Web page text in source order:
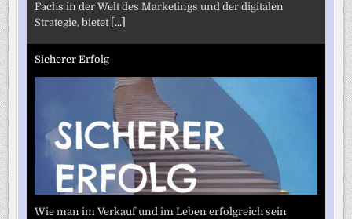
Fachs in der Welt des Marketings und der digitalen
Strategie, bietet [...]
Sicherer Erfolg
Wie man im Verkauf und im Leben erfolgreich sein